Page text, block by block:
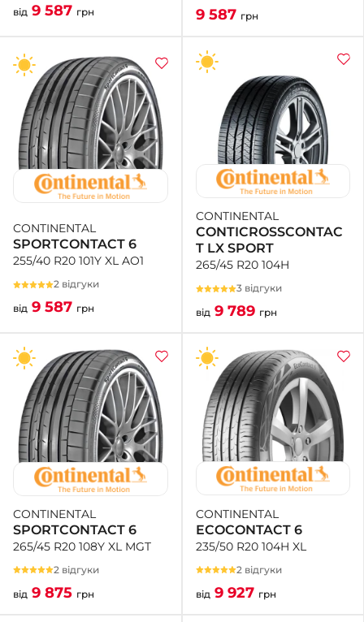
від 9 587 грн 9 587 грн
CONTINENTAL
SPORTCONTACT 6
255/40 R20 101Y XL AO1
2 відгуки
від 9 587 грн
CONTINENTAL
CONTICROSSCONTAC
T LX SPORT
265/45 R20 104H
3 відгуки
від 9 789 грн
CONTINENTAL
SPORTCONTACT 6
265/45 R20 108Y XL MGT
2 відгуки
від 9 875 грн
CONTINENTAL
ECOCONTACT 6
235/50 R20 104H XL
2 відгуки
від 9 927 грн